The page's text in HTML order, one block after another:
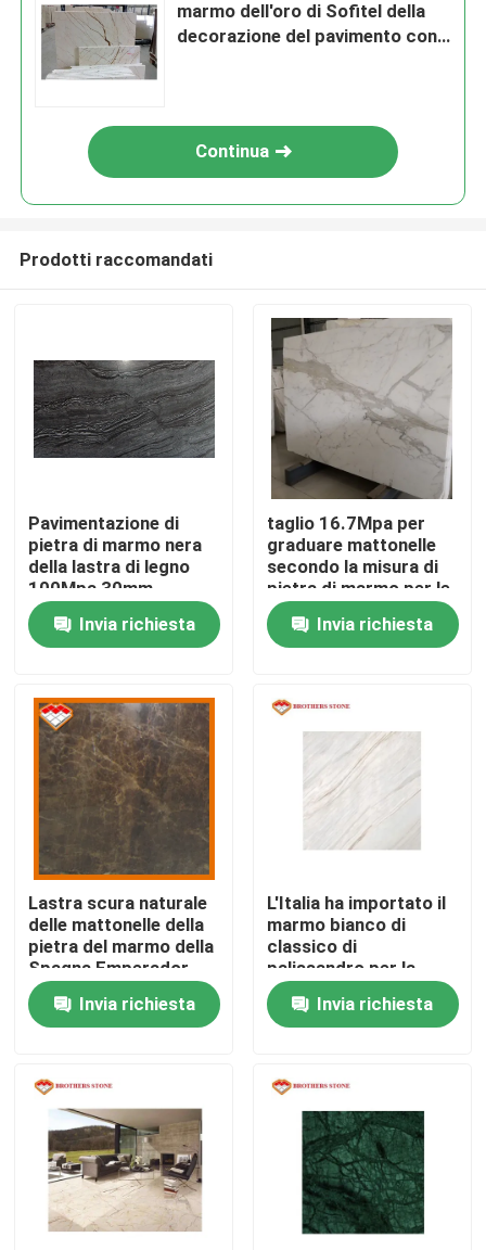
Casa.
Su di noi
Visita alla fabbrica
Controllo della qualità
Contattaci
Notizie
Casi
Chiedi un preventivo
Lastre di pietra del granito
marmo dell'oro di Sofitel della
decorazione del pavimento con
Continua
Prodotti raccomandati
Pavimentazione di
pietra di marmo nera
della lastra di legno
100Mpa 30mm
Invia richiesta
taglio 16.7Mpa per
graduare mattonelle
secondo la misura di
pietra di marmo per le
scale della parete
Invia richiesta
Lastra scura naturale
delle mattonelle della
pietra del marmo della
Spagna Emperador
per il controsoffitto
Invia richiesta
L'Italia ha importato il
marmo bianco di
classico di
palissandro per la
cima di vanità del
bagnoInvia richiesta